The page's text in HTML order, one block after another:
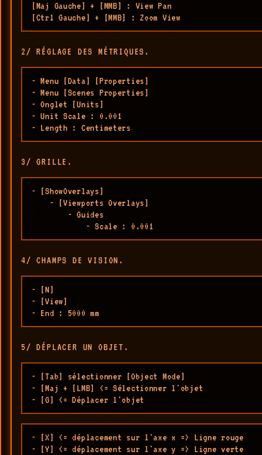
[Maj Gauche] + [MMB] : View Pan
[Ctrl Gauche] + [MMB] : Zoom View
2/ RÉGLAGE DES MÉTRIQUES.
- Menu [Data] [Properties]
- Menu [Scenes Properties]
- Onglet [Units]
- Unit Scale : 0.001
- Length : Centimeters
3/ GRILLE.
- [ShowOverlays]
    - [Viewports Overlays]
        - Guides
            - Scale : 0.001
4/ CHAMPS DE VISION.
- [N]
- [View]
- End : 5000 mm
5/ DÉPLACER UN OBJET.
- [Tab] sélectionner [Object Mode]
- [Maj + [LMB] <= Sélectionner l'objet
- [G] <= Déplacer l'objet
- [X] <= déplacement sur l'axe x => Ligne rouge
- [Y] <= déplacement sur l'axe y => Ligne verte